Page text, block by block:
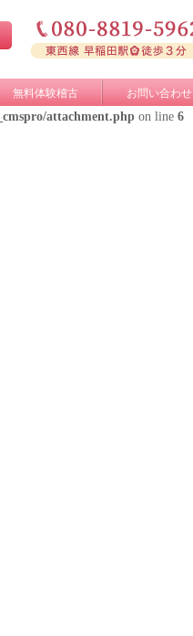
無料体験稽古 お問い合わせ
attachment.php on line 6